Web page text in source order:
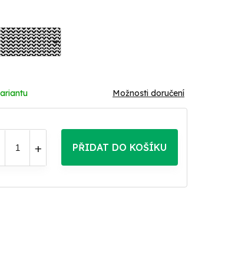
Možnosti doručení
PŘIDAT DO KOŠÍKU